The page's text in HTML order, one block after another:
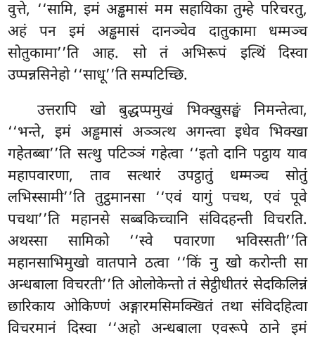
वुत्ते, ‘‘सामि, इमं अड्ढमासं मम सहायिका तुम्हे परिचरतु,
अहं पन इमं अड्ढमासं दानञ्चेव दातुकामा धम्मञ्च
सोतुकामा’’ति आह. सो तं अभिरूपं इत्थिं दिस्वा
उप्पन्नसिनेहो ‘‘साधू’’ति सम्पटिच्छि.
उत्तरापि खो बुद्धप्पमुखं भिक्खुसङ्घं निमन्तेत्वा,
‘‘भन्ते, इमं अड्ढमासं अञ्ञत्थ अगन्त्वा इधेव भिक्खा
गहेतब्बा’’ति सत्थु पटिञ्ञं गहेत्वा ‘‘इतो दानि पट्ठाय याव
महापवारणा, ताव सत्थारं उपट्ठातुं धम्मञ्च सोतुं
लभिस्सामी’’ति तुट्ठमानसा ‘‘एवं यागुं पचथ, एवं पूवे
पचथा’’ति महानसे सब्बकिच्चानि संविदहन्ती विचरति.
अथस्सा सामिको ‘‘स्वे पवारणा भविस्सती’’ति
महानसाभिमुखो वातपाने ठत्वा ‘‘किं नु खो करोन्ती सा
अन्धबाला विचरती’’ति ओलोकेन्तो तं सेट्ठीधीतरं सेदकिलिन्नं
छारिकाय ओकिण्णं अङ्गारमसिमक्खितं तथा संविदहित्वा
विचरमानं दिस्वा ‘‘अहो अन्धबाला एवरूपे ठाने इमं